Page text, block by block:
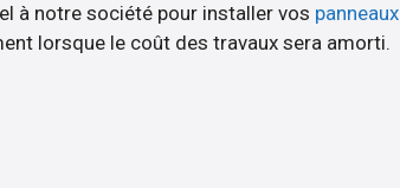
à notre société pour installer vos panneaux
lorsque le coût des travaux sera amorti.